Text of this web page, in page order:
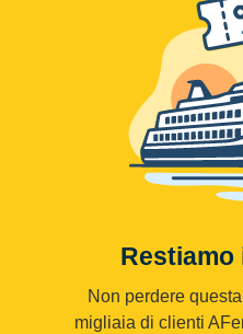
Non perdere
migliaia di clienti